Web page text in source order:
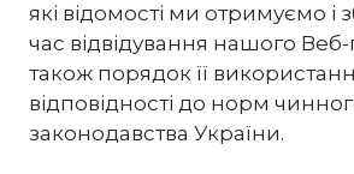
які відомості ми отримуємо і
час відвідування нашого Веб-
також порядок її
відповідності до норм
законодавства України.